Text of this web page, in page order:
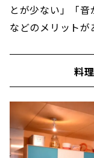
とが少ない」「音
などのメリットが
料